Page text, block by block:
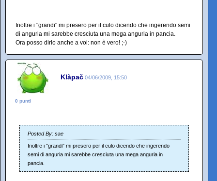
Inoltre i "grandi" mi presero per il culo dicendo che ingerendo semi
di anguria mi sarebbe cresciuta una mega anguria in pancia.
Ora posso dirlo anche a voi: non è vero! ;-)
Klàpač 04/06/2009, 15:50
0 punti
Posted By: sae
Inoltre i "grandi" mi presero per il culo dicendo che ingerendo
semi di anguria mi sarebbe cresciuta una mega anguria in
pancia.